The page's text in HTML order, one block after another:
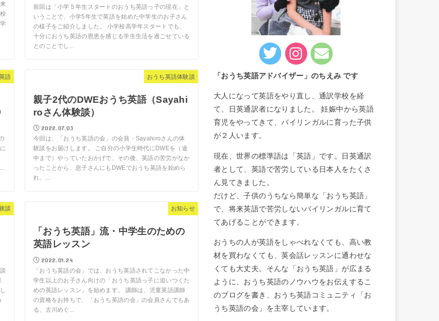
前回は「小学５年生スタートのおうち英語っ子の現在」と
いうことで、小学5年生で英語を始めた中学生のお子さん
の様子をご紹介しました。 小学校高学年スタートでも、
十分におうち英語の恩恵を感じる学生生活を過ごせている
とのことでし...
語 おうち英語体験談
親子2代のDWEおうち英語（Sayahi
roさん体験談）
2022.07.03
今回は、「おうち英語の会」の会員・Sayahiroさんの体
験談をお届けします。 ご自分の小学生時代にDWEを（途
中まで）やっていたおかげで、その後、英語の苦労がなか
ったことから、息子さんにもDWEでおうち英語を始めら
れ、...
談 お知らせ
「おうち英語」流・中学生のための
英語レッスン
2022.01.24
「おうち英語の会」では、おうち英語されてこなかった中
学生以上のお子さん向けの「おうち英語っ子に追いつくた
めの英語レッスン」を始めます。 講師は、児童英語講師
の資格をお持ちで、「おうち英語の会」の会員さんでもあ
る、古川めぐ...
「おうち英語アドバイザー」のちえみ です
大人になって英語をやり直し、通訳学校を経
て、日英通訳者になりました。 妊娠中から英語
育児をやってきて、バイリンガルに育った子供
が２人います。
現在、世界の標準語は「英語」です。日英通訳
者として、英語で苦労している日本人をたくさ
ん見てきました。
だけど、子供のうちなら簡単な「おうち英語」
で、将来英語で苦労しないバイリンガルに育て
てあげることができます。
おうちの人が英語をしゃべれなくても、高い教
材を買わなくても、英会話レッスンに通わせな
くても大丈夫。そんな「おうち英語」が広まる
ように、おうち英語のノウハウをお伝えするこ
のブログを書き、おうち英語コミュニティ「お
うち英語の会」を主宰しています。